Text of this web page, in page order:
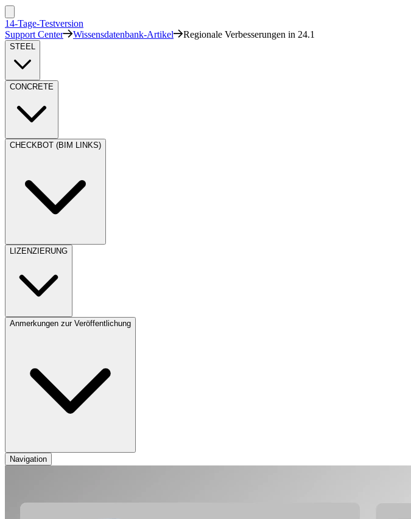
14-Tage-Testversion
Support Center
Wissensdatenbank-Artikel Regionale Verbesserungen in 24.1
STEEL
CONCRETE
CHECKBOT (BIM LINKS)
LIZENZIERUNG
Anmerkungen zur Veröffentlichung
Navigation